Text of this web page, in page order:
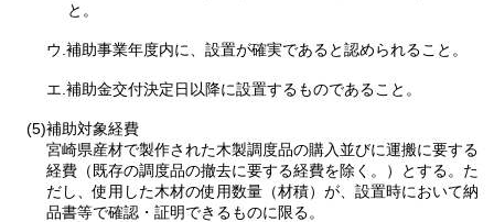
と。
ウ.補助事業年度内に、設置が確実であると認められること。
エ.補助金交付決定日以降に設置するものであること。
(5)補助対象経費
宮崎県産材で製作された木製調度品の購入並びに運搬に要する
経費（既存の調度品の撤去に要する経費を除く。）とする。た
だし、使用した木材の使用数量（材積）が、設置時において納
品書等で確認・証明できるものに限る。